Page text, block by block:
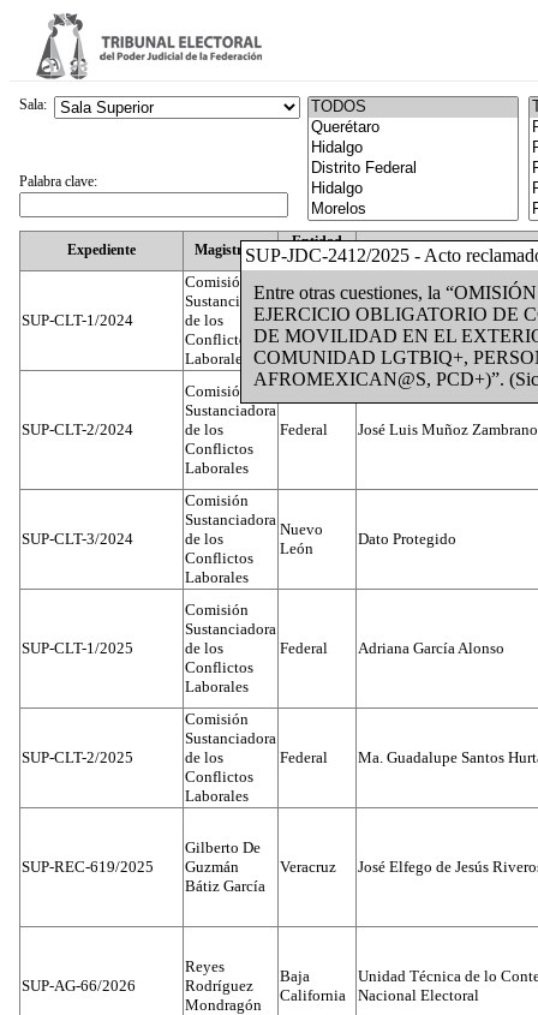
SUP-JDC-2412/2025 - Acto
Entre otras cuestiones, la
EJERCICIO OBLIGATORIO DE
DE MOVILIDAD EN EL
COMUNIDAD LGTBIQ+,
AFROMEXICAN@S, PCD+)”.
Expediente Magistrado
Entidad
Federativa
SUP-CLT-1/2024
Comisión
Sustanciadora
de los
Conflictos
Laborales
Federal Juan José Serrato Velasco
SUP-CLT-2/2024
Comisión
Sustanciadora
de los
Conflictos
Laborales
Federal José Luis Muñoz Zambrano
SUP-CLT-3/2024
Comisión
Sustanciadora
de los
Conflictos
Laborales
Nuevo
León
Dato Protegido
SUP-CLT-1/2025
Comisión
Sustanciadora
de los
Conflictos
Laborales
Federal Adriana García Alonso
SUP-CLT-2/2025
Comisión
Sustanciadora
de los
Conflictos
Laborales
Federal Ma. Guadalupe Santos
SUP-REC-619/2025
Gilberto De
Guzmán
Bátiz García
Veracruz José Elfego de Jesús
SUP-AG-66/2026
Reyes
Rodríguez
Mondragón
Baja
California
Unidad Técnica de lo
Nacional Electoral
Sala:
Palabra clave: